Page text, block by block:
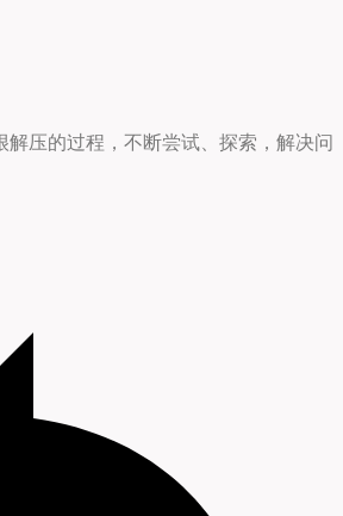
解压的过程，不断尝试、探索，解决问